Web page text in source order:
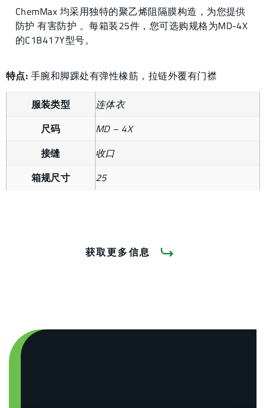
ChemMax 均采用独特的聚乙烯阻隔膜构造，为您提供
防护 有害防护 。每箱装25件，您可选购规格为MD-4X
的C1B417Y型号。
特点: 手腕和脚踝处有弹性橡筋，拉链外覆有门襟
服装类型
连体衣
尺码
MD – 4X
接缝
收口
箱规尺寸
25
获取更多信息